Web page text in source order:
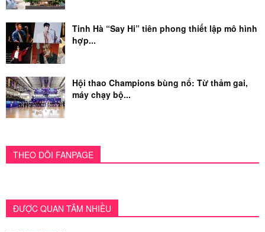
Tinh Hà “Say Hi” tiên phong thiết lập mô hình
hợp...
Hội thao Champions bùng nổ: Từ thảm gai,
máy chạy bộ...
THEO DÕI FANPAGE
ĐƯỢC QUAN TÂM NHIỀU